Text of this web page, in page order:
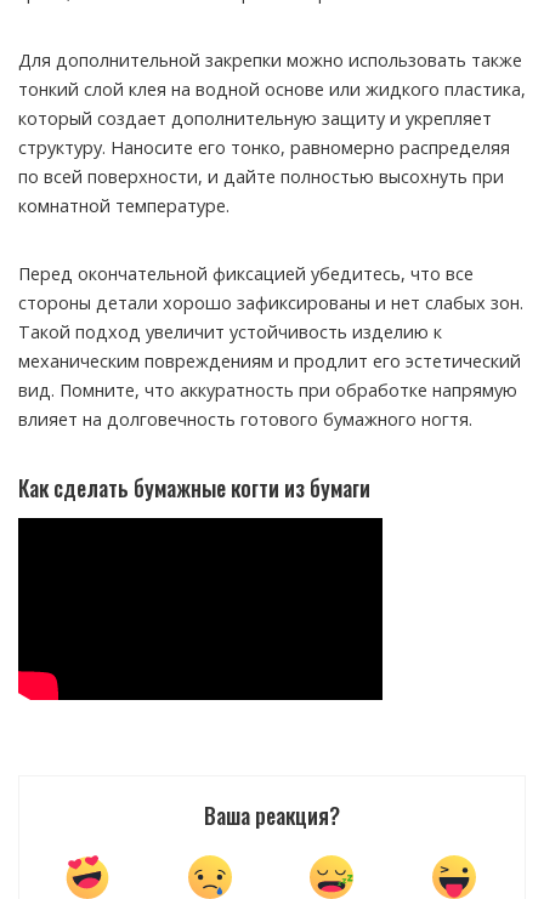
Для дополнительной закрепки можно использовать также
тонкий слой клея на водной основе или жидкого пластика,
который создает дополнительную защиту и укрепляет
структуру. Наносите его тонко, равномерно распределяя
по всей поверхности, и дайте полностью высохнуть при
комнатной температуре.
Перед окончательной фиксацией убедитесь, что все
стороны детали хорошо зафиксированы и нет слабых зон.
Такой подход увеличит устойчивость изделию к
механическим повреждениям и продлит его эстетический
вид. Помните, что аккуратность при обработке напрямую
влияет на долговечность готового бумажного ногтя.
Как сделать бумажные когти из бумаги
Ваша реакция?